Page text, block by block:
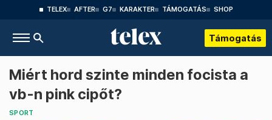
TELEX AFTER G7 KARAKTER TÁMOGATÁS SHOP
Támogatás
Miért hord szinte minden focista a
vb-n pink cipőt?
SPORT